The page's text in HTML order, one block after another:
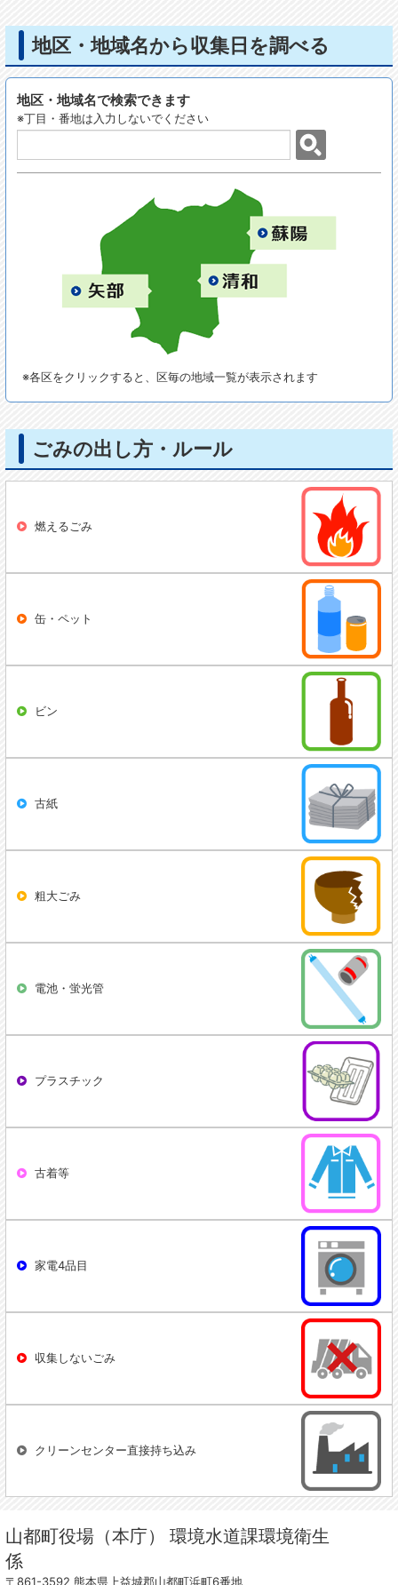
地区・地域名から収集日を調べる
地区・地域名で検索できます
※丁目・番地は入力しないでください
※各区をクリックすると、区毎の地域一覧が表示されます
ごみの出し方・ルール
燃えるごみ
缶・ペット
ビン
古紙
粗大ごみ
電池・蛍光管
プラスチック
古着等
家電4品目
収集しないごみ
クリーンセンター直接持ち込み
山都町役場（本庁） 環境水道課環境衛生
係
〒861-3592 熊本県上益城郡山都町浜町6番地